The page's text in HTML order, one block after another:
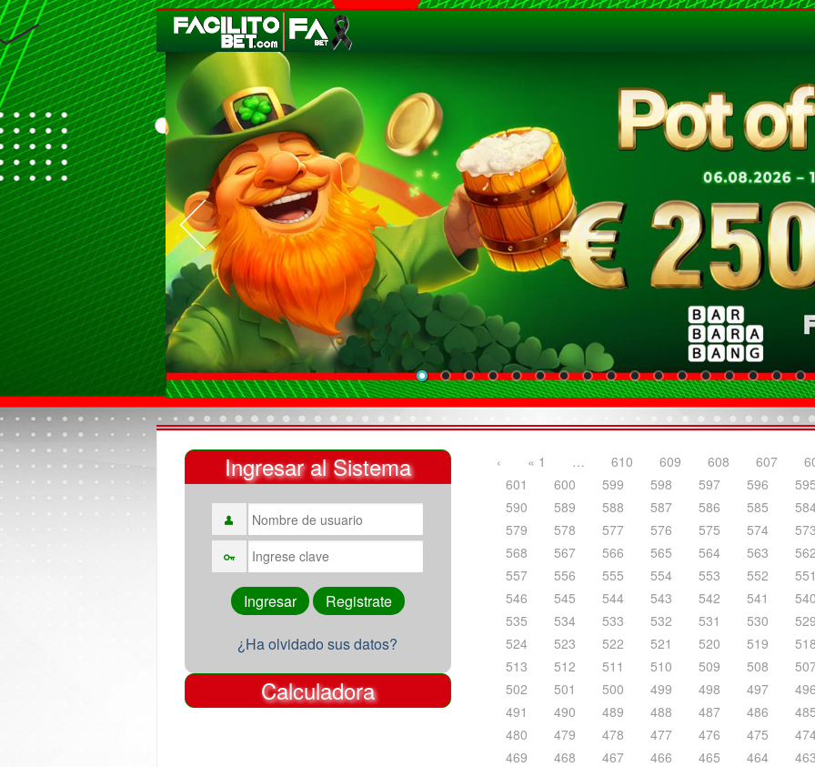
Ingresar al Sistema
¿Ha olvidado sus datos?
Calculadora
‹ « 1 … 610 609 608 607
601
600 599 598 597 596
590
589 588 587 586 585
579
578 577 576 575 574
568
567 566 565 564 563
557
556 555 554 553 552
546
545 544 543 542 541
535
534 533 532 531 530
524
523 522 521 520 519
513
512 511 510 509 508
502
501 500 499 498 497
491
490 489 488 487 486
480
479 478 477 476 475
469
468 467 466 465 464